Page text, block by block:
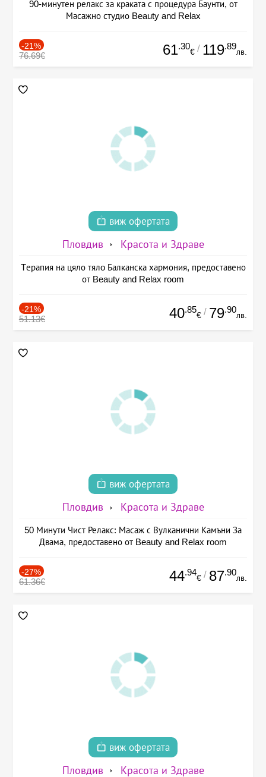
90-минутен релакс за краката с процедура Баунти, от
Масажно студио Beauty and Relax
-21%
76.69€ 61.30
€ / 119.89
лв.
виж офертата
Пловдив Красота и Здраве
Tерапия на цяло тялo Балканска хармония, предоставено
от Beauty and Relax room
-21%
51.13€ 40.85
€ / 79.90
лв.
виж офертата
Пловдив Красота и Здраве
50 Минути Чист Релакс: Масаж с Вулканични Камъни За
Двама, предоставено от Beauty and Relax room
-27%
61.36€ 44.94
€ / 87.90
лв.
виж офертата
Пловдив Красота и Здраве